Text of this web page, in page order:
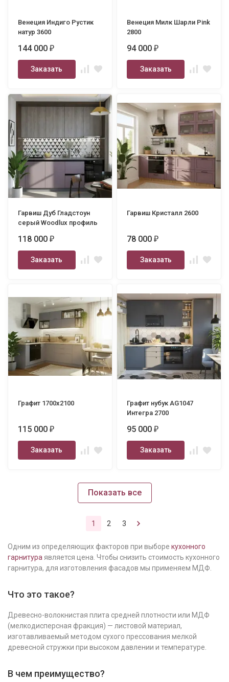
Венеция Индиго Рустик
натур 3600
144 000₽
Заказать
Венеция Милк Шарли Pink
2800
94 000₽
Заказать
Гарвиш Дуб Гладстоун
серый Woodlux профиль
118 000₽
Заказать
Гарвиш Кристалл 2600
78 000₽
Заказать
Графит 1700х2100
115 000₽
Заказать
Графит нубук AG1047
Интегра 2700
95 000₽
Заказать
Показать все
1 2 3
Одним из определяющих факторов при выборе кухонного
гарнитура является цена. Чтобы снизить стоимость кухонного
гарнитура, для изготовления фасадов мы применяем МДФ.
Что это такое?
Древесно-волокнистая плита средней плотности или МДФ
(мелкодисперсная фракция) — листовой материал,
изготавливаемый методом сухого прессования мелкой
древесной стружки при высоком давлении и температуре.
В чем преимущество?